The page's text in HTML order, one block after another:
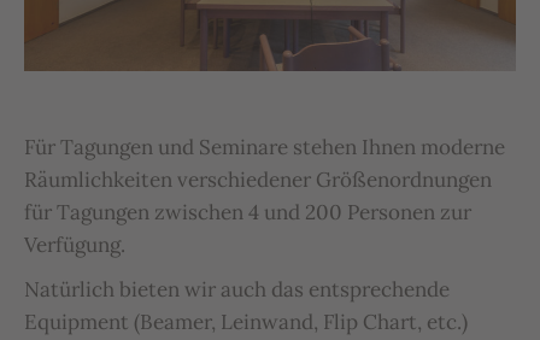
Für Tagungen und Seminare stehen Ihnen moderne
Räumlichkeiten verschiedener Größenordnungen
für Tagungen zwischen 4 und 200 Personen zur
Verfügung.
Natürlich bieten wir auch das entsprechende
Equipment (Beamer, Leinwand, Flip Chart, etc.)